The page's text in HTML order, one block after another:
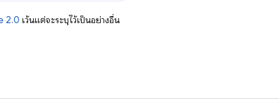
2.0 เว้นแต่จะระบุไว้เป็นอย่างอื่น